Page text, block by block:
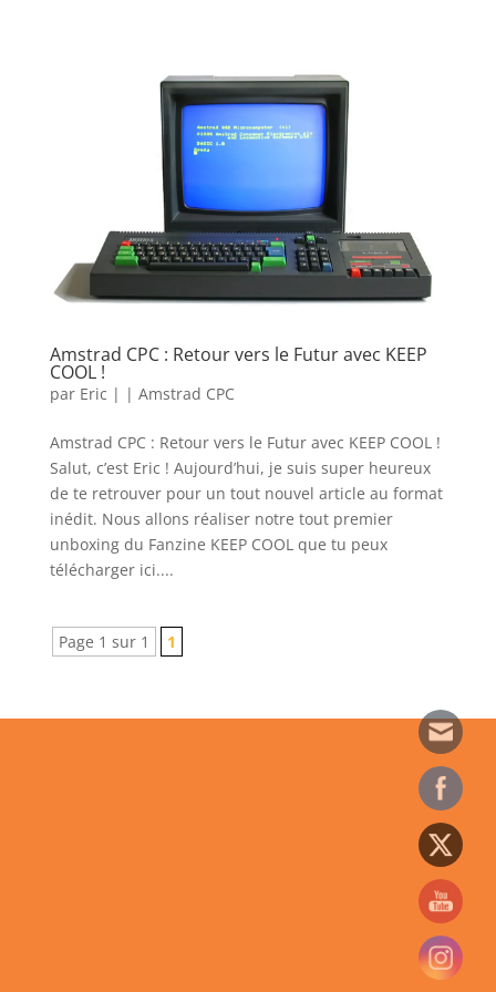
Amstrad CPC : Retour vers le Futur avec KEEP
COOL !
par Eric | | Amstrad CPC
Amstrad CPC : Retour vers le Futur avec KEEP COOL !
Salut, c’est Eric ! Aujourd’hui, je suis super heureux
de te retrouver pour un tout nouvel article au format
inédit. Nous allons réaliser notre tout premier
unboxing du Fanzine KEEP COOL que tu peux
télécharger ici....
Page 1 sur 1 1